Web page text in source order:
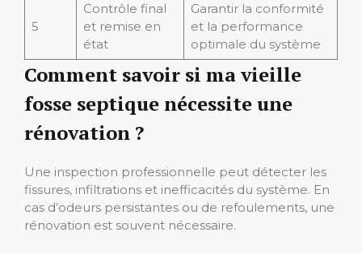
5
Contrôle final
et remise en
état
Garantir la conformité
et la performance
optimale du système
Comment savoir si ma vieille
fosse septique nécessite une
rénovation ?
Une inspection professionnelle peut détecter les
fissures, infiltrations et inefficacités du système. En
cas d’odeurs persistantes ou de refoulements, une
rénovation est souvent nécessaire.